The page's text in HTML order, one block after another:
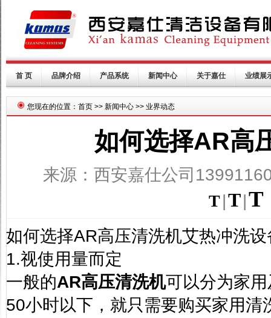
首 页 品牌介绍 产品系统 新闻中心 关于嘉仕 业绩展
您现在的位置：首页 >> 新闻中心 >> 业界动态
如何选择AR高
来源：西安嘉仕公司
T|T|T
如何选择AR高压清洗机艾热冲洗设
1.视使用量而定
一般的AR高压清洗机可以分为家
50小时以下，就只需要购买家用